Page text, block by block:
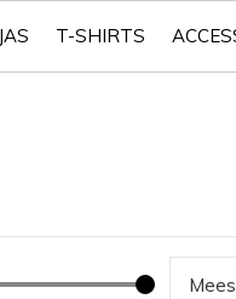
T-SHIRTS